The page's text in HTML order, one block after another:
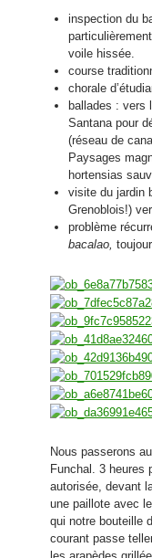
inspection du
voile hissée.
course
chorale
ballades : vers
Santana pour
(réseau de
Paysages
hortensias
visite du jardin
Grenoblois!)
problème
bacalao,
Nous passerons
Funchal. 3 heures
autorisée, devant
une paillote avec
qui notre bouteille
courant passe